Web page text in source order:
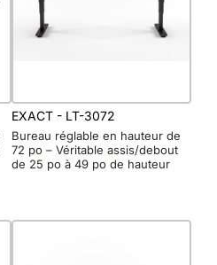
EXACT - LT-3072
Bureau réglable en hauteur de
72 po – Véritable assis/debout
de 25 po à 49 po de hauteur